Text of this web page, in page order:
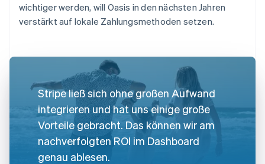
wichtiger werden, will Oasis in den nächsten Jahren
verstärkt auf lokale Zahlungsmethoden setzen.
Stripe ließ sich ohne großen Aufwand
integrieren und hat uns einige große
Vorteile gebracht. Das können wir am
nachverfolgten ROI im Dashboard
genau ablesen.